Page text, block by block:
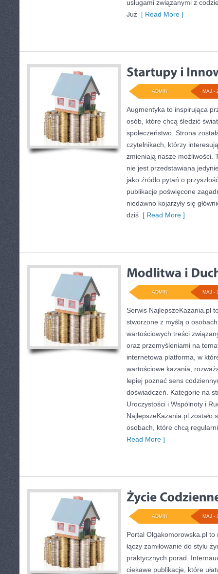
usługami związanymi z
Już [ Read More ]
MAJ -
ADMIN
Augmentyka to inspirująca
osób, które chcą śledzić
społeczeństwo. Strona
czytelnikach, którzy
zmieniają nasze możliwości.
nie jest przedstawiana
jako źródło pytań o
publikacje poświęcone
niedawno kojarzyły się
dziś [ Read More ]
MAJ -
ADMIN
Serwis NajlepszeKazania.pl
stworzone z myślą o
wartościowych treści
oraz przemyśleniami na
internetowa platforma, w
wartościowe kazania,
lepiej poznać sens
doświadczeń. Kategorie na
Uroczystości i Wspólnoty i
NajlepszeKazania.pl zostało
osobach, które chcą
Read More ]
MAJ -
ADMIN
Portal Olgakomorowska.pl
łączy zamiłowanie do stylu
praktycznych porad.
ciekawe publikacje, które